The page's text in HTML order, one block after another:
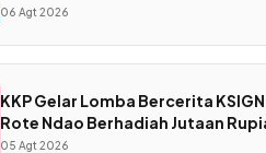
06 Agt 2026
KKP Gelar Lomba Bercerita KSIGN
Rote Ndao Berhadiah Jutaan
05 Agt 2026